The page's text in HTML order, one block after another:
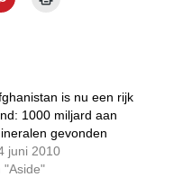
is nu een rijk
1000 miljard aan
gevonden
juni 2010
"Aside"